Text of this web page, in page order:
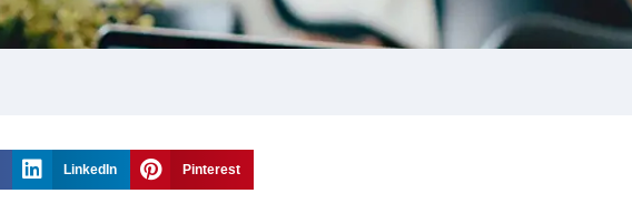
LinkedIn Pinterest